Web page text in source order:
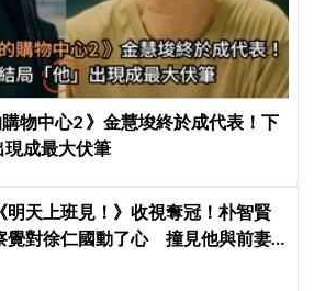
物中心2 》金慧埈終於成代表！下
現成最大伏筆
《明天上班見！》收視奪冠！朴智賢
覺對徐仁國動了心 撞見他與前妻